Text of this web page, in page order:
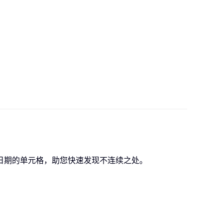
的单元格，助您快速发现不连续之处。